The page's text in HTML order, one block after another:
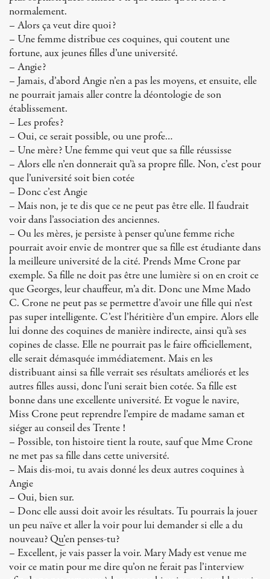
normalement.
– Alors ça veut dire quoi?
– Une femme distribue ces coquines, qui coutent une
fortune, aux jeunes filles d’une université.
– Angie?
– Jamais, d’abord Angie n’en a pas les moyens, et ensuite, elle
ne pourrait jamais aller contre la déontologie de son
établissement.
– Les profes?
– Oui, ce serait possible, ou une profe…
– Une mère? Une femme qui veut que sa fille réussisse
– Alors elle n’en donnerait qu’à sa propre fille. Non, c’est pour
que l’université soit bien cotée
– Donc c’est Angie
– Mais non, je te dis que ce ne peut pas être elle. Il faudrait
voir dans l’association des anciennes.
– Ou les mères, je persiste à penser qu’une femme riche
pourrait avoir envie de montrer que sa fille est étudiante dans
la meilleure université de la cité. Prends Mme Crone par
exemple. Sa fille ne doit pas être une lumière si on en croit ce
que Georges, leur chauffeur, m’a dit. Donc une Mme Mado
C. Crone ne peut pas se permettre d’avoir une fille qui n’est
pas super intelligente. C’est l’héritière d’un empire. Alors elle
lui donne des coquines de manière indirecte, ainsi qu’à ses
copines de classe. Elle ne pourrait pas le faire officiellement,
elle serait démasquée immédiatement. Mais en les
distribuant ainsi sa fille verrait ses résultats améliorés et les
autres filles aussi, donc l’uni serait bien cotée. Sa fille est
bonne dans une excellente université. Et vogue le navire,
Miss Crone peut reprendre l’empire de madame saman et
siéger au conseil des Trente !
– Possible, ton histoire tient la route, sauf que Mme Crone
ne met pas sa fille dans cette université.
– Mais dis-moi, tu avais donné les deux autres coquines à
Angie
– Oui, bien sur.
– Donc elle aussi doit avoir les résultats. Tu pourrais la jouer
un peu naïve et aller la voir pour lui demander si elle a du
nouveau? Qu’en penses-tu?
– Excellent, je vais passer la voir. Mary Mady est venue me
voir ce matin pour me dire qu’on ne ferait pas l’interview